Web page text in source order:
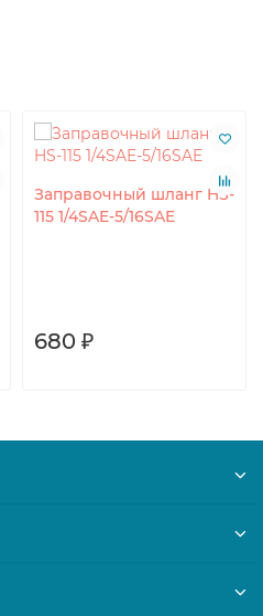
Заправочный шланг HS-
115 1/4SAE-5/16SAE
680 ₽